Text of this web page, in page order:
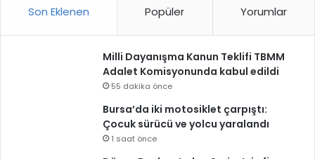
Son Eklenen Popüler Yorumlar
Milli Dayanışma Kanun Teklifi TBMM
Adalet Komisyonunda kabul edildi
55 dakika önce
Bursa’da iki motosiklet çarpıştı:
Çocuk sürücü ve yolcu yaralandı
1 saat önce